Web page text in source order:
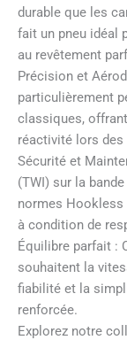
durable que les
fait un pneu idéal
au revêtement
Précision et
particulièrement
classiques,
réactivité lors
Sécurité et
(TWI) sur la
normes Hookless
à condition de
Équilibre parfait :
souhaitent la
fiabilité et la
renforcée.
Explorez notre